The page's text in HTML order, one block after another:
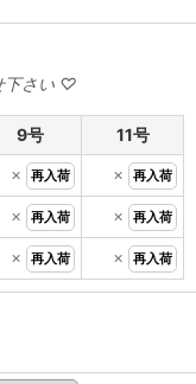
9号
11号
× 再入荷 × 再入荷
× 再入荷 × 再入荷
× 再入荷 × 再入荷